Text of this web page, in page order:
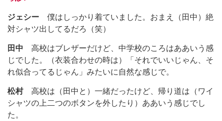
ジェシー 僕はしっかり着ていました。おまえ（田中）絶
対シャツ出してるだろ（笑）
田中 高校はブレザーだけど、中学校のころはああいう感
じでした。（衣装合わせの時は）「それでいいじゃん、そ
れ似合ってるじゃん」みたいに自然な感じで。
松村高校は（田中と）一緒だったけど、帰り道は（ワイ
シャツの上二つのボタンを外したり）ああいう感じでし
た。